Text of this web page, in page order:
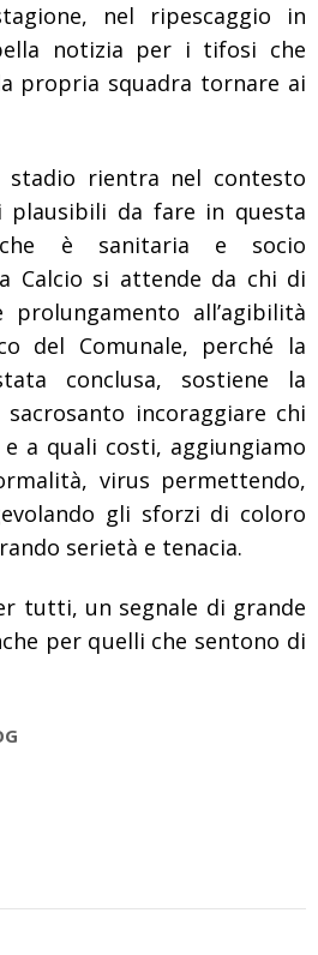
nel ripescaggio in
notizia per i tifosi che
propria squadra tornare ai
stadio rientra nel contesto
plausibili da fare in questa
è sanitaria e socio
Calcio si attende da chi di
all’agibilità
del Comunale, perché la
conclusa, sostiene la
incoraggiare chi
a quali costi, aggiungiamo
virus permettendo,
gli sforzi di coloro
serietà e tenacia.
tutti, un segnale di grande
per quelli che sentono di